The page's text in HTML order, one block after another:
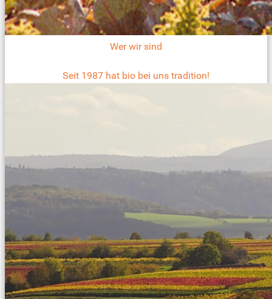
Wer wir sind
Seit 1987 hat bio bei uns tradition!